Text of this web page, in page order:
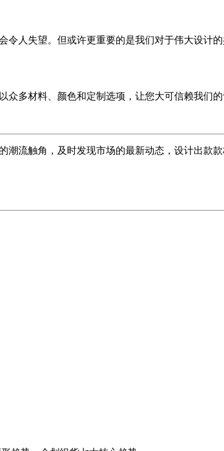
人失望。但或许更重要的是我们对于伟大设计
多材料、颜色和定制选项，让您大可信赖我们的
流触角，及时发现市场的最新动态，设计出款款